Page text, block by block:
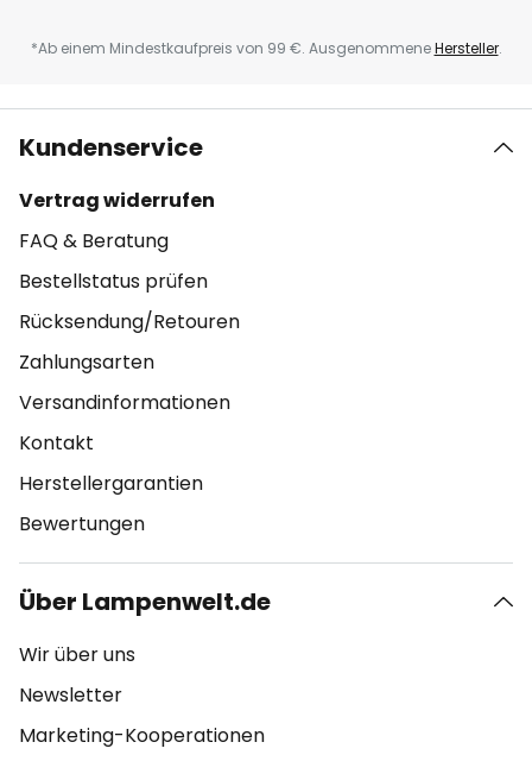
*Ab einem Mindestkaufpreis von 99 €. AusgenommeneHersteller.
Kundenservice
Vertrag widerrufen
FAQ & Beratung
Bestellstatus prüfen
Rücksendung/Retouren
Zahlungsarten
Versandinformationen
Kontakt
Herstellergarantien
Bewertungen
Über Lampenwelt.de
Wir über uns
Newsletter
Marketing-Kooperationen